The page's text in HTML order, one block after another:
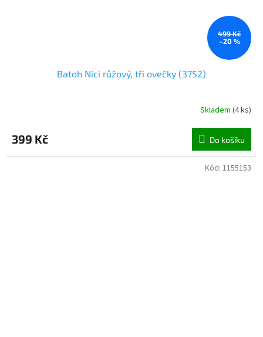
499 Kč
–20 %
Batoh Nici růžový, tři ovečky (3752)
Skladem (4 ks)
399 Kč Do košíku
Kód: 1155153